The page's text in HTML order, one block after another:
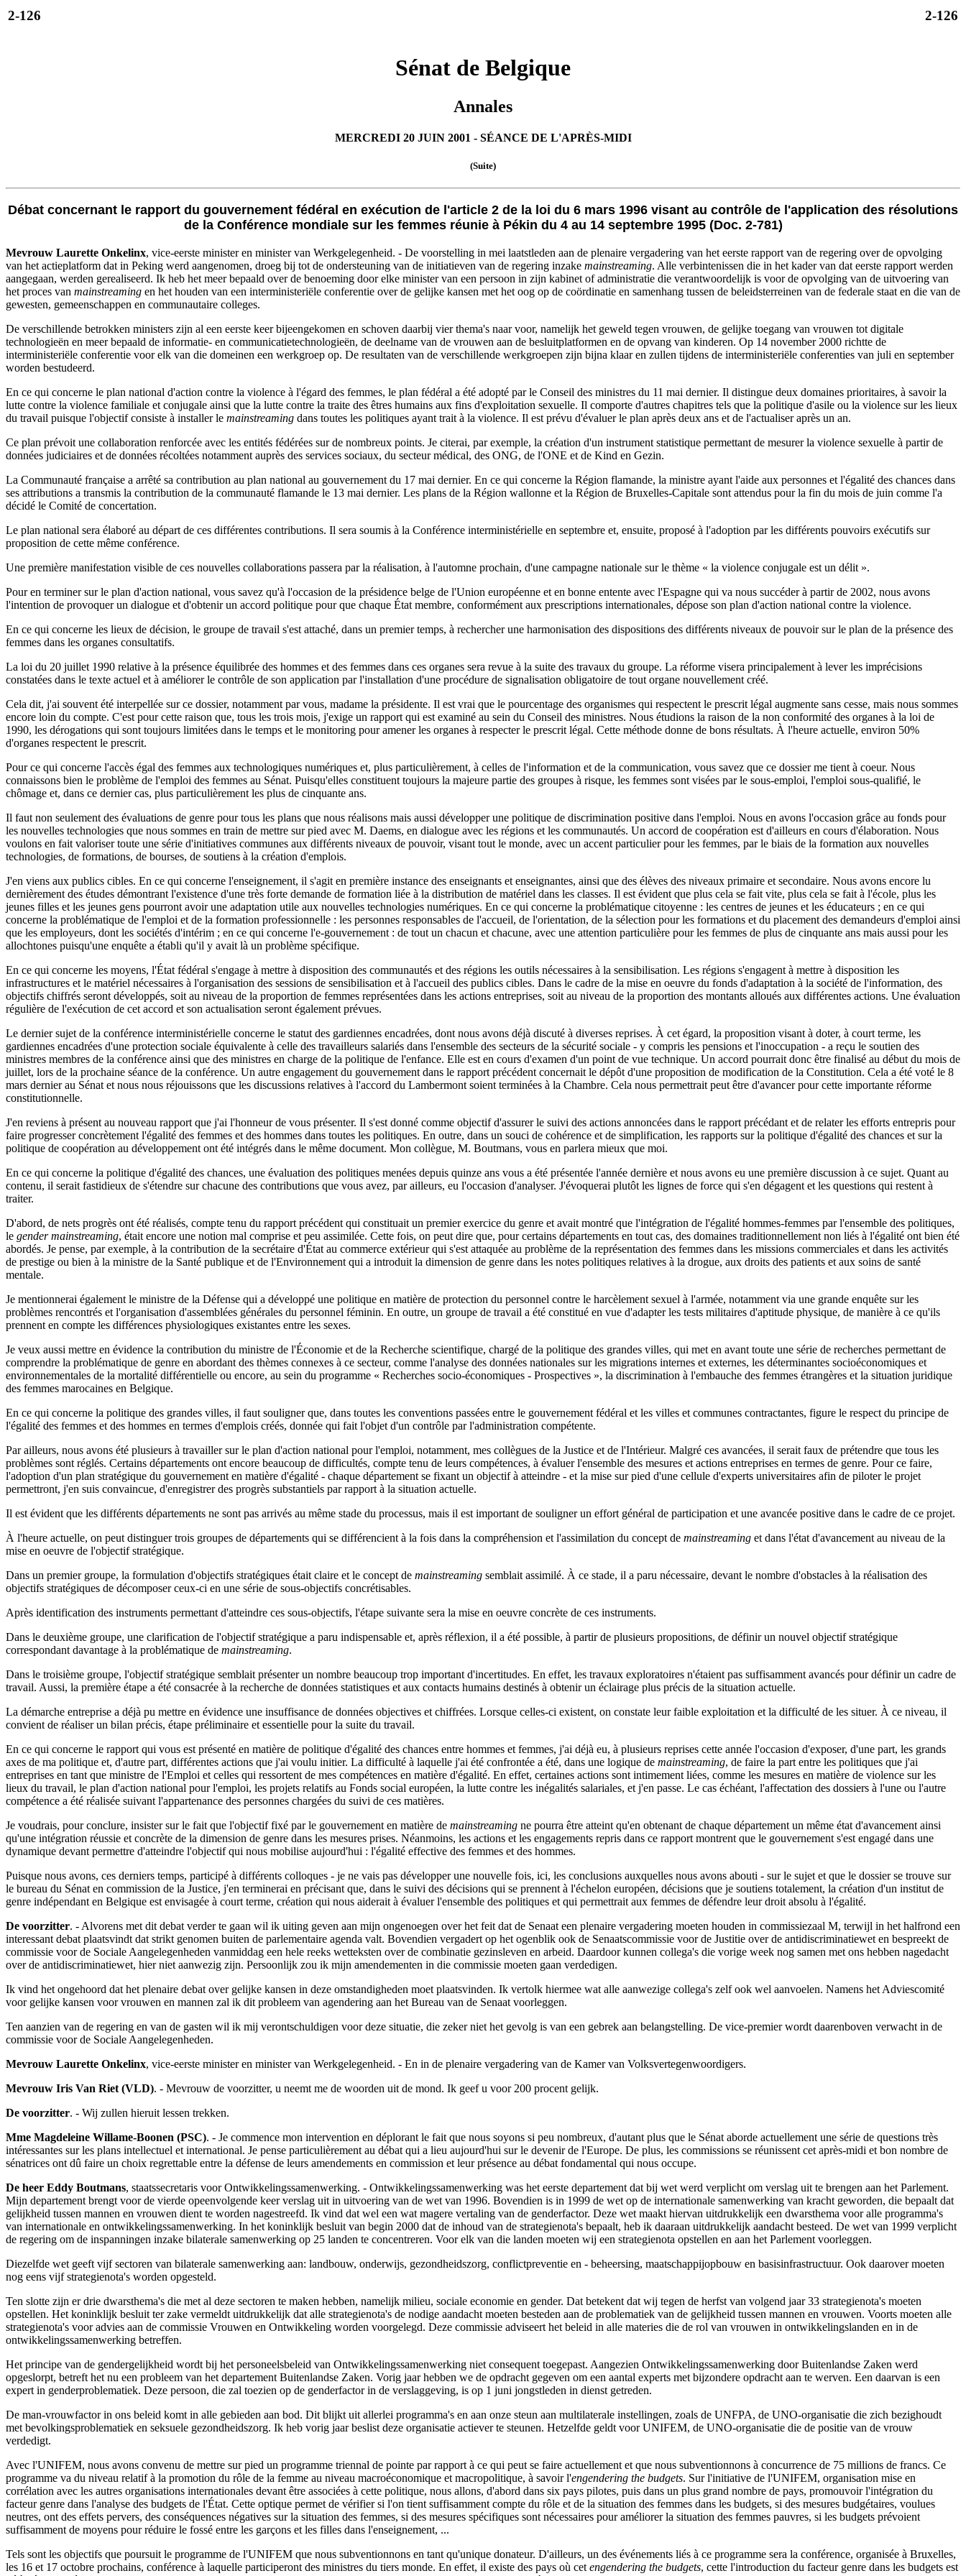
2-126 2-126
Sénat de Belgique
Annales
MERCREDI 20 JUIN 2001 - SÉANCE DE L'APRÈS-MIDI
(Suite)
Débat concernant le rapport du gouvernement fédéral en exécution de l'article 2 de la loi du 6 mars 1996 visant au contrôle de l'application des résolutions
de la Conférence mondiale sur les femmes réunie à Pékin du 4 au 14 septembre 1995 (Doc. 2-781)
Mevrouw Laurette Onkelinx, vice-eerste minister en minister van Werkgelegenheid. - De voorstelling in mei laatstleden aan de plenaire vergadering van het eerste rapport van de regering over de opvolging
van het actieplatform dat in Peking werd aangenomen, droeg bij tot de ondersteuning van de initiatieven van de regering inzake mainstreaming. Alle verbintenissen die in het kader van dat eerste rapport werden
aangegaan, werden gerealiseerd. Ik heb het meer bepaald over de benoeming door elke minister van een persoon in zijn kabinet of administratie die verantwoordelijk is voor de opvolging van de uitvoering van
het proces van mainstreaming en het houden van een interministeriële conferentie over de gelijke kansen met het oog op de coördinatie en samenhang tussen de beleidsterreinen van de federale staat en die van de
gewesten, gemeenschappen en communautaire colleges.
De verschillende betrokken ministers zijn al een eerste keer bijeengekomen en schoven daarbij vier thema's naar voor, namelijk het geweld tegen vrouwen, de gelijke toegang van vrouwen tot digitale
technologieën en meer bepaald de informatie- en communicatietechnologieën, de deelname van de vrouwen aan de besluitplatformen en de opvang van kinderen. Op 14 november 2000 richtte de
interministeriële conferentie voor elk van die domeinen een werkgroep op. De resultaten van de verschillende werkgroepen zijn bijna klaar en zullen tijdens de interministeriële conferenties van juli en september
worden bestudeerd.
En ce qui concerne le plan national d'action contre la violence à l'égard des femmes, le plan fédéral a été adopté par le Conseil des ministres du 11 mai dernier. Il distingue deux domaines prioritaires, à savoir la
lutte contre la violence familiale et conjugale ainsi que la lutte contre la traite des êtres humains aux fins d'exploitation sexuelle. Il comporte d'autres chapitres tels que la politique d'asile ou la violence sur les lieux
du travail puisque l'objectif consiste à installer le mainstreaming dans toutes les politiques ayant trait à la violence. Il est prévu d'évaluer le plan après deux ans et de l'actualiser après un an.
Ce plan prévoit une collaboration renforcée avec les entités fédérées sur de nombreux points. Je citerai, par exemple, la création d'un instrument statistique permettant de mesurer la violence sexuelle à partir de
données judiciaires et de données récoltées notamment auprès des services sociaux, du secteur médical, des ONG, de l'ONE et de Kind en Gezin.
La Communauté française a arrêté sa contribution au plan national au gouvernement du 17 mai dernier. En ce qui concerne la Région flamande, la ministre ayant l'aide aux personnes et l'égalité des chances dans
ses attributions a transmis la contribution de la communauté flamande le 13 mai dernier. Les plans de la Région wallonne et la Région de Bruxelles-Capitale sont attendus pour la fin du mois de juin comme l'a
décidé le Comité de concertation.
Le plan national sera élaboré au départ de ces différentes contributions. Il sera soumis à la Conférence interministérielle en septembre et, ensuite, proposé à l'adoption par les différents pouvoirs exécutifs sur
proposition de cette même conférence.
Une première manifestation visible de ces nouvelles collaborations passera par la réalisation, à l'automne prochain, d'une campagne nationale sur le thème « la violence conjugale est un délit ».
Pour en terminer sur le plan d'action national, vous savez qu'à l'occasion de la présidence belge de l'Union européenne et en bonne entente avec l'Espagne qui va nous succéder à partir de 2002, nous avons
l'intention de provoquer un dialogue et d'obtenir un accord politique pour que chaque État membre, conformément aux prescriptions internationales, dépose son plan d'action national contre la violence.
En ce qui concerne les lieux de décision, le groupe de travail s'est attaché, dans un premier temps, à rechercher une harmonisation des dispositions des différents niveaux de pouvoir sur le plan de la présence des
femmes dans les organes consultatifs.
La loi du 20 juillet 1990 relative à la présence équilibrée des hommes et des femmes dans ces organes sera revue à la suite des travaux du groupe. La réforme visera principalement à lever les imprécisions
constatées dans le texte actuel et à améliorer le contrôle de son application par l'installation d'une procédure de signalisation obligatoire de tout organe nouvellement créé.
Cela dit, j'ai souvent été interpellée sur ce dossier, notamment par vous, madame la présidente. Il est vrai que le pourcentage des organismes qui respectent le prescrit légal augmente sans cesse, mais nous sommes
encore loin du compte. C'est pour cette raison que, tous les trois mois, j'exige un rapport qui est examiné au sein du Conseil des ministres. Nous étudions la raison de la non conformité des organes à la loi de
1990, les dérogations qui sont toujours limitées dans le temps et le monitoring pour amener les organes à respecter le prescrit légal. Cette méthode donne de bons résultats. À l'heure actuelle, environ 50%
d'organes respectent le prescrit.
Pour ce qui concerne l'accès égal des femmes aux technologiques numériques et, plus particulièrement, à celles de l'information et de la communication, vous savez que ce dossier me tient à coeur. Nous
connaissons bien le problème de l'emploi des femmes au Sénat. Puisqu'elles constituent toujours la majeure partie des groupes à risque, les femmes sont visées par le sous-emploi, l'emploi sous-qualifié, le
chômage et, dans ce dernier cas, plus particulièrement les plus de cinquante ans.
Il faut non seulement des évaluations de genre pour tous les plans que nous réalisons mais aussi développer une politique de discrimination positive dans l'emploi. Nous en avons l'occasion grâce au fonds pour
les nouvelles technologies que nous sommes en train de mettre sur pied avec M. Daems, en dialogue avec les régions et les communautés. Un accord de coopération est d'ailleurs en cours d'élaboration. Nous
voulons en fait valoriser toute une série d'initiatives communes aux différents niveaux de pouvoir, visant tout le monde, avec un accent particulier pour les femmes, par le biais de la formation aux nouvelles
technologies, de formations, de bourses, de soutiens à la création d'emplois.
J'en viens aux publics cibles. En ce qui concerne l'enseignement, il s'agit en première instance des enseignants et enseignantes, ainsi que des élèves des niveaux primaire et secondaire. Nous avons encore lu
dernièrement des études démontrant l'existence d'une très forte demande de formation liée à la distribution de matériel dans les classes. Il est évident que plus cela se fait vite, plus cela se fait à l'école, plus les
jeunes filles et les jeunes gens pourront avoir une adaptation utile aux nouvelles technologies numériques. En ce qui concerne la problématique citoyenne : les centres de jeunes et les éducateurs ; en ce qui
concerne la problématique de l'emploi et de la formation professionnelle : les personnes responsables de l'accueil, de l'orientation, de la sélection pour les formations et du placement des demandeurs d'emploi ainsi
que les employeurs, dont les sociétés d'intérim ; en ce qui concerne l'e-gouvernement : de tout un chacun et chacune, avec une attention particulière pour les femmes de plus de cinquante ans mais aussi pour les
allochtones puisqu'une enquête a établi qu'il y avait là un problème spécifique.
En ce qui concerne les moyens, l'État fédéral s'engage à mettre à disposition des communautés et des régions les outils nécessaires à la sensibilisation. Les régions s'engagent à mettre à disposition les
infrastructures et le matériel nécessaires à l'organisation des sessions de sensibilisation et à l'accueil des publics cibles. Dans le cadre de la mise en oeuvre du fonds d'adaptation à la société de l'information, des
objectifs chiffrés seront développés, soit au niveau de la proportion de femmes représentées dans les actions entreprises, soit au niveau de la proportion des montants alloués aux différentes actions. Une évaluation
régulière de l'exécution de cet accord et son actualisation seront également prévues.
Le dernier sujet de la conférence interministérielle concerne le statut des gardiennes encadrées, dont nous avons déjà discuté à diverses reprises. À cet égard, la proposition visant à doter, à court terme, les
gardiennes encadrées d'une protection sociale équivalente à celle des travailleurs salariés dans l'ensemble des secteurs de la sécurité sociale - y compris les pensions et l'inoccupation - a reçu le soutien des
ministres membres de la conférence ainsi que des ministres en charge de la politique de l'enfance. Elle est en cours d'examen d'un point de vue technique. Un accord pourrait donc être finalisé au début du mois de
juillet, lors de la prochaine séance de la conférence. Un autre engagement du gouvernement dans le rapport précédent concernait le dépôt d'une proposition de modification de la Constitution. Cela a été voté le 8
mars dernier au Sénat et nous nous réjouissons que les discussions relatives à l'accord du Lambermont soient terminées à la Chambre. Cela nous permettrait peut être d'avancer pour cette importante réforme
constitutionnelle.
J'en reviens à présent au nouveau rapport que j'ai l'honneur de vous présenter. Il s'est donné comme objectif d'assurer le suivi des actions annoncées dans le rapport précédant et de relater les efforts entrepris pour
faire progresser concrètement l'égalité des femmes et des hommes dans toutes les politiques. En outre, dans un souci de cohérence et de simplification, les rapports sur la politique d'égalité des chances et sur la
politique de coopération au développement ont été intégrés dans le même document. Mon collègue, M. Boutmans, vous en parlera mieux que moi.
En ce qui concerne la politique d'égalité des chances, une évaluation des politiques menées depuis quinze ans vous a été présentée l'année dernière et nous avons eu une première discussion à ce sujet. Quant au
contenu, il serait fastidieux de s'étendre sur chacune des contributions que vous avez, par ailleurs, eu l'occasion d'analyser. J'évoquerai plutôt les lignes de force qui s'en dégagent et les questions qui restent à
traiter.
D'abord, de nets progrès ont été réalisés, compte tenu du rapport précédent qui constituait un premier exercice du genre et avait montré que l'intégration de l'égalité hommes-femmes par l'ensemble des politiques,
le gender mainstreaming, était encore une notion mal comprise et peu assimilée. Cette fois, on peut dire que, pour certains départements en tout cas, des domaines traditionnellement non liés à l'égalité ont bien été
abordés. Je pense, par exemple, à la contribution de la secrétaire d'État au commerce extérieur qui s'est attaquée au problème de la représentation des femmes dans les missions commerciales et dans les activités
de prestige ou bien à la ministre de la Santé publique et de l'Environnement qui a introduit la dimension de genre dans les notes politiques relatives à la drogue, aux droits des patients et aux soins de santé
mentale.
Je mentionnerai également le ministre de la Défense qui a développé une politique en matière de protection du personnel contre le harcèlement sexuel à l'armée, notamment via une grande enquête sur les
problèmes rencontrés et l'organisation d'assemblées générales du personnel féminin. En outre, un groupe de travail a été constitué en vue d'adapter les tests militaires d'aptitude physique, de manière à ce qu'ils
prennent en compte les différences physiologiques existantes entre les sexes.
Je veux aussi mettre en évidence la contribution du ministre de l'Économie et de la Recherche scientifique, chargé de la politique des grandes villes, qui met en avant toute une série de recherches permettant de
comprendre la problématique de genre en abordant des thèmes connexes à ce secteur, comme l'analyse des données nationales sur les migrations internes et externes, les déterminantes socioéconomiques et
environnementales de la mortalité différentielle ou encore, au sein du programme « Recherches socio-économiques - Prospectives », la discrimination à l'embauche des femmes étrangères et la situation juridique
des femmes marocaines en Belgique.
En ce qui concerne la politique des grandes villes, il faut souligner que, dans toutes les conventions passées entre le gouvernement fédéral et les villes et communes contractantes, figure le respect du principe de
l'égalité des femmes et des hommes en termes d'emplois créés, donnée qui fait l'objet d'un contrôle par l'administration compétente.
Par ailleurs, nous avons été plusieurs à travailler sur le plan d'action national pour l'emploi, notamment, mes collègues de la Justice et de l'Intérieur. Malgré ces avancées, il serait faux de prétendre que tous les
problèmes sont réglés. Certains départements ont encore beaucoup de difficultés, compte tenu de leurs compétences, à évaluer l'ensemble des mesures et actions entreprises en termes de genre. Pour ce faire,
l'adoption d'un plan stratégique du gouvernement en matière d'égalité - chaque département se fixant un objectif à atteindre - et la mise sur pied d'une cellule d'experts universitaires afin de piloter le projet
permettront, j'en suis convaincue, d'enregistrer des progrès substantiels par rapport à la situation actuelle.
Il est évident que les différents départements ne sont pas arrivés au même stade du processus, mais il est important de souligner un effort général de participation et une avancée positive dans le cadre de ce projet.
À l'heure actuelle, on peut distinguer trois groupes de départements qui se différencient à la fois dans la compréhension et l'assimilation du concept de mainstreaming et dans l'état d'avancement au niveau de la
mise en oeuvre de l'objectif stratégique.
Dans un premier groupe, la formulation d'objectifs stratégiques était claire et le concept de mainstreaming semblait assimilé. À ce stade, il a paru nécessaire, devant le nombre d'obstacles à la réalisation des
objectifs stratégiques de décomposer ceux-ci en une série de sous-objectifs concrétisables.
Après identification des instruments permettant d'atteindre ces sous-objectifs, l'étape suivante sera la mise en oeuvre concrète de ces instruments.
Dans le deuxième groupe, une clarification de l'objectif stratégique a paru indispensable et, après réflexion, il a été possible, à partir de plusieurs propositions, de définir un nouvel objectif stratégique
correspondant davantage à la problématique de mainstreaming.
Dans le troisième groupe, l'objectif stratégique semblait présenter un nombre beaucoup trop important d'incertitudes. En effet, les travaux exploratoires n'étaient pas suffisamment avancés pour définir un cadre de
travail. Aussi, la première étape a été consacrée à la recherche de données statistiques et aux contacts humains destinés à obtenir un éclairage plus précis de la situation actuelle.
La démarche entreprise a déjà pu mettre en évidence une insuffisance de données objectives et chiffrées. Lorsque celles-ci existent, on constate leur faible exploitation et la difficulté de les situer. À ce niveau, il
convient de réaliser un bilan précis, étape préliminaire et essentielle pour la suite du travail.
En ce qui concerne le rapport qui vous est présenté en matière de politique d'égalité des chances entre hommes et femmes, j'ai déjà eu, à plusieurs reprises cette année l'occasion d'exposer, d'une part, les grands
axes de ma politique et, d'autre part, différentes actions que j'ai voulu initier. La difficulté à laquelle j'ai été confrontée a été, dans une logique de mainstreaming, de faire la part entre les politiques que j'ai
entreprises en tant que ministre de l'Emploi et celles qui ressortent de mes compétences en matière d'égalité. En effet, certaines actions sont intimement liées, comme les mesures en matière de violence sur les
lieux du travail, le plan d'action national pour l'emploi, les projets relatifs au Fonds social européen, la lutte contre les inégalités salariales, et j'en passe. Le cas échéant, l'affectation des dossiers à l'une ou l'autre
compétence a été réalisée suivant l'appartenance des personnes chargées du suivi de ces matières.
Je voudrais, pour conclure, insister sur le fait que l'objectif fixé par le gouvernement en matière de mainstreaming ne pourra être atteint qu'en obtenant de chaque département un même état d'avancement ainsi
qu'une intégration réussie et concrète de la dimension de genre dans les mesures prises. Néanmoins, les actions et les engagements repris dans ce rapport montrent que le gouvernement s'est engagé dans une
dynamique devant permettre d'atteindre l'objectif qui nous mobilise aujourd'hui : l'égalité effective des femmes et des hommes.
Puisque nous avons, ces derniers temps, participé à différents colloques - je ne vais pas développer une nouvelle fois, ici, les conclusions auxquelles nous avons abouti - sur le sujet et que le dossier se trouve sur
le bureau du Sénat en commission de la Justice, j'en terminerai en précisant que, dans le suivi des décisions qui se prennent à l'échelon européen, décisions que je soutiens totalement, la création d'un institut de
genre indépendant en Belgique est envisagée à court terme, création qui nous aiderait à évaluer l'ensemble des politiques et qui permettrait aux femmes de défendre leur droit absolu à l'égalité.
De voorzitter. - Alvorens met dit debat verder te gaan wil ik uiting geven aan mijn ongenoegen over het feit dat de Senaat een plenaire vergadering moeten houden in commissiezaal M, terwijl in het halfrond een
interessant debat plaatsvindt dat strikt genomen buiten de parlementaire agenda valt. Bovendien vergadert op het ogenblik ook de Senaatscommissie voor de Justitie over de antidiscriminatiewet en bespreekt de
commissie voor de Sociale Aangelegenheden vanmiddag een hele reeks wetteksten over de combinatie gezinsleven en arbeid. Daardoor kunnen collega's die vorige week nog samen met ons hebben nagedacht
over de antidiscriminatiewet, hier niet aanwezig zijn. Persoonlijk zou ik mijn amendementen in die commissie moeten gaan verdedigen.
Ik vind het ongehoord dat het plenaire debat over gelijke kansen in deze omstandigheden moet plaatsvinden. Ik vertolk hiermee wat alle aanwezige collega's zelf ook wel aanvoelen. Namens het Adviescomité
voor gelijke kansen voor vrouwen en mannen zal ik dit probleem van agendering aan het Bureau van de Senaat voorleggen.
Ten aanzien van de regering en van de gasten wil ik mij verontschuldigen voor deze situatie, die zeker niet het gevolg is van een gebrek aan belangstelling. De vice-premier wordt daarenboven verwacht in de
commissie voor de Sociale Aangelegenheden.
Mevrouw Laurette Onkelinx, vice-eerste minister en minister van Werkgelegenheid. - En in de plenaire vergadering van de Kamer van Volksvertegenwoordigers.
Mevrouw Iris Van Riet (VLD). - Mevrouw de voorzitter, u neemt me de woorden uit de mond. Ik geef u voor 200 procent gelijk.
De voorzitter. - Wij zullen hieruit lessen trekken.
Mme Magdeleine Willame-Boonen (PSC). - Je commence mon intervention en déplorant le fait que nous soyons si peu nombreux, d'autant plus que le Sénat aborde actuellement une série de questions très
intéressantes sur les plans intellectuel et international. Je pense particulièrement au débat qui a lieu aujourd'hui sur le devenir de l'Europe. De plus, les commissions se réunissent cet après-midi et bon nombre de
sénatrices ont dû faire un choix regrettable entre la défense de leurs amendements en commission et leur présence au débat fondamental qui nous occupe.
De heer Eddy Boutmans, staatssecretaris voor Ontwikkelingssamenwerking. - Ontwikkelingssamenwerking was het eerste departement dat bij wet werd verplicht om verslag uit te brengen aan het Parlement.
Mijn departement brengt voor de vierde opeenvolgende keer verslag uit in uitvoering van de wet van 1996. Bovendien is in 1999 de wet op de internationale samenwerking van kracht geworden, die bepaalt dat
gelijkheid tussen mannen en vrouwen dient te worden nagestreefd. Ik vind dat wel een wat magere vertaling van de genderfactor. Deze wet maakt hiervan uitdrukkelijk een dwarsthema voor alle programma's
van internationale en ontwikkelingssamenwerking. In het koninklijk besluit van begin 2000 dat de inhoud van de strategienota's bepaalt, heb ik daaraan uitdrukkelijk aandacht besteed. De wet van 1999 verplicht
de regering om de inspanningen inzake bilaterale samenwerking op 25 landen te concentreren. Voor elk van die landen moeten wij een strategienota opstellen en aan het Parlement voorleggen.
Diezelfde wet geeft vijf sectoren van bilaterale samenwerking aan: landbouw, onderwijs, gezondheidszorg, conflictpreventie en - beheersing, maatschappijopbouw en basisinfrastructuur. Ook daarover moeten
nog eens vijf strategienota's worden opgesteld.
Ten slotte zijn er drie dwarsthema's die met al deze sectoren te maken hebben, namelijk milieu, sociale economie en gender. Dat betekent dat wij tegen de herfst van volgend jaar 33 strategienota's moeten
opstellen. Het koninklijk besluit ter zake vermeldt uitdrukkelijk dat alle strategienota's de nodige aandacht moeten besteden aan de problematiek van de gelijkheid tussen mannen en vrouwen. Voorts moeten alle
strategienota's voor advies aan de commissie Vrouwen en Ontwikkeling worden voorgelegd. Deze commissie adviseert het beleid in alle materies die de rol van vrouwen in ontwikkelingslanden en in de
ontwikkelingssamenwerking betreffen.
Het principe van de gendergelijkheid wordt bij het personeelsbeleid van Ontwikkelingssamenwerking niet consequent toegepast. Aangezien Ontwikkelingssamenwerking door Buitenlandse Zaken werd
opgeslorpt, betreft het nu een probleem van het departement Buitenlandse Zaken. Vorig jaar hebben we de opdracht gegeven om een aantal experts met bijzondere opdracht aan te werven. Een daarvan is een
expert in genderproblematiek. Deze persoon, die zal toezien op de genderfactor in de verslaggeving, is op 1 juni jongstleden in dienst getreden.
De man-vrouwfactor in ons beleid komt in alle gebieden aan bod. Dit blijkt uit allerlei programma's en aan onze steun aan multilaterale instellingen, zoals de UNFPA, de UNO-organisatie die zich bezighoudt
met bevolkingsproblematiek en seksuele gezondheidszorg. Ik heb vorig jaar beslist deze organisatie actiever te steunen. Hetzelfde geldt voor UNIFEM, de UNO-organisatie die de positie van de vrouw
verdedigt.
Avec l'UNIFEM, nous avons convenu de mettre sur pied un programme triennal de pointe par rapport à ce qui peut se faire actuellement et que nous subventionnons à concurrence de 75 millions de francs. Ce
programme va du niveau relatif à la promotion du rôle de la femme au niveau macroéconomique et macropolitique, à savoir l'engendering the budgets. Sur l'initiative de l'UNIFEM, organisation mise en
corrélation avec les autres organisations internationales devant être associées à cette politique, nous allons, d'abord dans six pays pilotes, puis dans un plus grand nombre de pays, promouvoir l'intégration du
facteur genre dans l'analyse des budgets de l'État. Cette optique permet de vérifier si l'on tient suffisamment compte du rôle et de la situation des femmes dans les budgets, si des mesures budgétaires, voulues
neutres, ont des effets pervers, des conséquences négatives sur la situation des femmes, si des mesures spécifiques sont nécessaires pour améliorer la situation des femmes pauvres, si les budgets prévoient
suffisamment de moyens pour réduire le fossé entre les garçons et les filles dans l'enseignement, ...
Tels sont les objectifs que poursuit le programme de l'UNIFEM que nous subventionnons en tant qu'unique donateur. D'ailleurs, un des événements liés à ce programme sera la conférence, organisée à Bruxelles,
les 16 et 17 octobre prochains, conférence à laquelle participeront des ministres du tiers monde. En effet, il existe des pays où cet engendering the budgets, cette l'introduction du facteur genre dans les budgets est